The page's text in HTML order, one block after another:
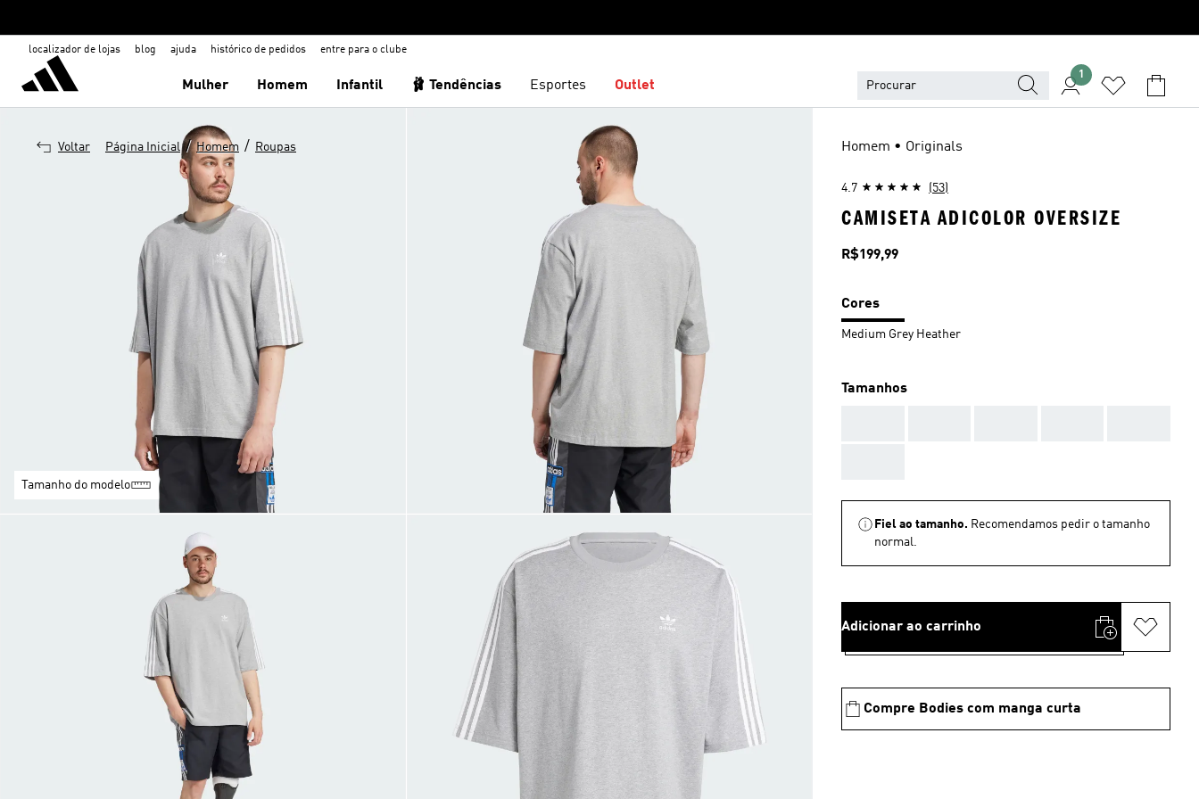
localizador de lojas blog ajuda histórico de pedidos entre para o clube
Mulher Homem Infantil 🩰 Tendências Esportes Outlet
1
Voltar Página Inicial / Homem / Roupas
Tamanho do modelo
Homem • Originals
4.7 (53)
CAMISETA ADICOLOR OVERSIZE
Preço
R$199,99
Cores
Medium Grey Heather
Tamanhos
Fiel ao tamanho. Recomendamos pedir o tamanho
normal.
Adicionar ao carrinho
Compre Bodies com manga curta